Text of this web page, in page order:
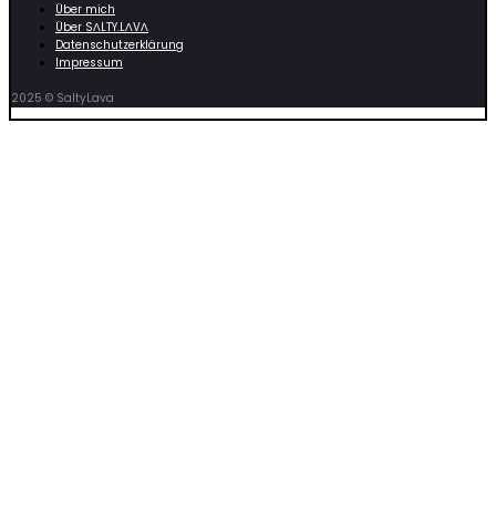
Über mich
Über SΛLTY.LΛVΛ
Datenschutzerklärung
Impressum
2025 © SaltyLava